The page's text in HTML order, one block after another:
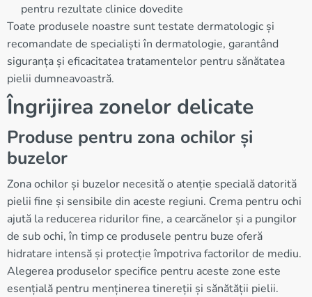
pentru rezultate clinice dovedite
Toate produsele noastre sunt testate dermatologic și
recomandate de specialiști în dermatologie, garantând
siguranța și eficacitatea tratamentelor pentru sănătatea
pielii dumneavoastră.
Îngrijirea zonelor delicate
Produse pentru zona ochilor și
buzelor
Zona ochilor și buzelor necesită o atenție specială datorită
pielii fine și sensibile din aceste regiuni. Crema pentru ochi
ajută la reducerea ridurilor fine, a cearcănelor și a pungilor
de sub ochi, în timp ce produsele pentru buze oferă
hidratare intensă și protecție împotriva factorilor de mediu.
Alegerea produselor specifice pentru aceste zone este
esențială pentru menținerea tinereții și sănătății pielii.